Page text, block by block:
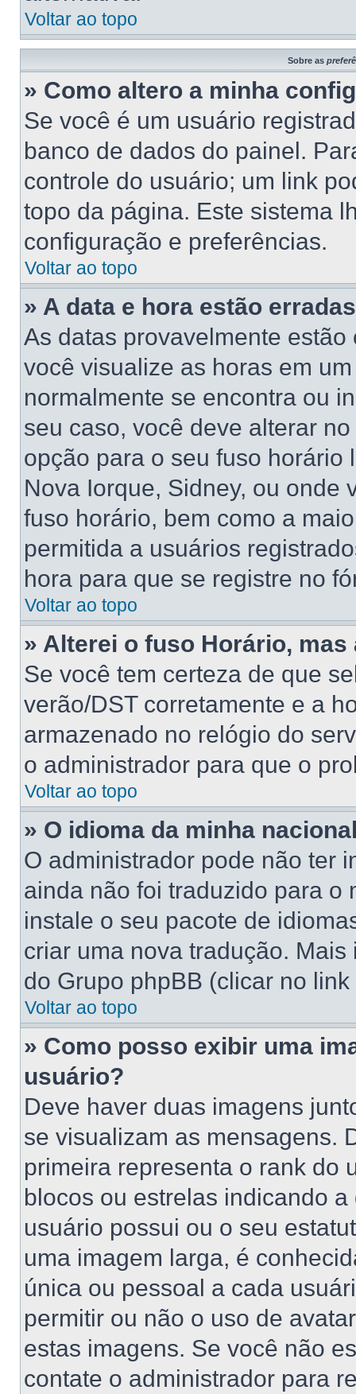
Voltar ao topo
Sobre as
» Como altero a minha
Se você é um usuário
banco de dados do painel.
controle do usuário; um link
topo da página. Este sistema
configuração e preferências.
Voltar ao topo
» A data e hora estão
As datas provavelmente
você visualize as horas em
normalmente se encontra ou
seu caso, você deve alterar
opção para o seu fuso horário
Nova Iorque, Sidney, ou onde
fuso horário, bem como a
permitida a usuários
hora para que se registre no
Voltar ao topo
» Alterei o fuso Horário,
Se você tem certeza de que
verão/DST corretamente e a
armazenado no relógio do
o administrador para que o
Voltar ao topo
» O idioma da minha
O administrador pode não ter
ainda não foi traduzido para o
instale o seu pacote de
criar uma nova tradução.
do Grupo phpBB (clicar no
Voltar ao topo
» Como posso exibir uma
usuário?
Deve haver duas imagens
se visualizam as mensagens.
primeira representa o rank do
blocos ou estrelas indicando
usuário possui ou o seu
uma imagem larga, é
única ou pessoal a cada
permitir ou não o uso de
estas imagens. Se você não
contate o administrador para